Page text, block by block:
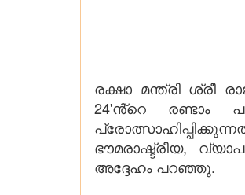
രക്ഷാ മന്ത്രി
24'ൻ്റെ രണ്ടാം
ഭൗമരാഷ്ട്രീയ,
അദ്ദേഹം പറഞ്ഞു.